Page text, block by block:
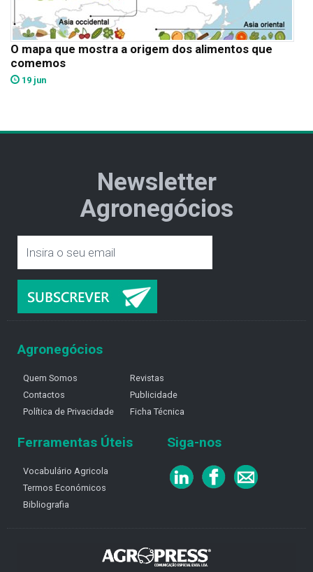
O mapa que mostra a origem dos alimentos que
comemos
19 jun
Newsletter
Agronegócios
Agronegócios
Quem Somos
Contactos
Política de Privacidade
Revistas
Publicidade
Ficha Técnica
Ferramentas Úteis
Vocabulário Agricola
Termos Económicos
Bibliografia
Siga-nos